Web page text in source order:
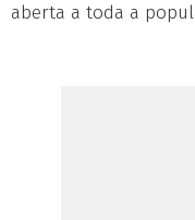
aberta a toda a